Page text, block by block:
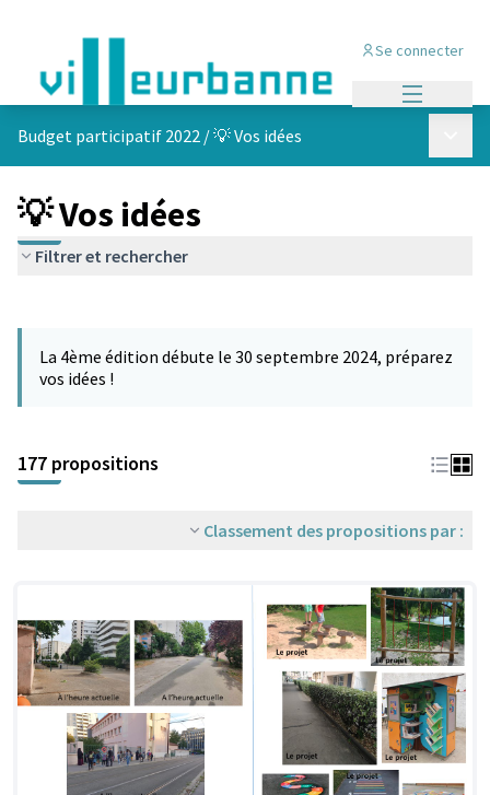
Se connecter
Budget participatif 2022 /💡 Vos idées
💡 Vos idées
Filtrer et rechercher
−
La 4ème édition débute le 30 septembre 2024, préparez
vos idées !
177 propositions
Classement des propositions par :